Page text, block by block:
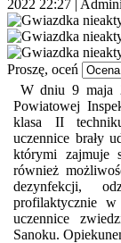
2022 22:27
Proszę, oceń
W dniu 9 maja
Powiatowej
klasa II
uczennice brały
którymi zajmuje
również
dezynfekcji,
profilaktycznie
uczennice
Sanoku.